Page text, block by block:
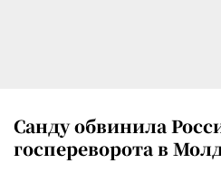
Санду обвинила
госпереворота в